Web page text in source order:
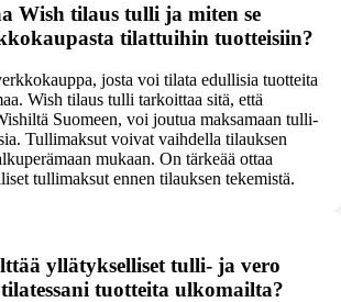
Wish tilaus tulli ja miten se
tilattuihin tuotteisiin?
josta voi tilata edullisia tuotteita
Wish tilaus tulli tarkoittaa sitä, että
Suomeen, voi joutua maksamaan tulli-
Tullimaksut voivat vaihdella tilauksen
mukaan. On tärkeää ottaa
tullimaksut ennen tilauksen tekemistä.
yllätykselliset tulli- ja vero
tuotteita ulkomailta?